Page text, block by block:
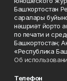
Башҡортостан
саралары
нәшриәт йорто
по печати и
Башкортостан;
«Республика
Об
Телефон